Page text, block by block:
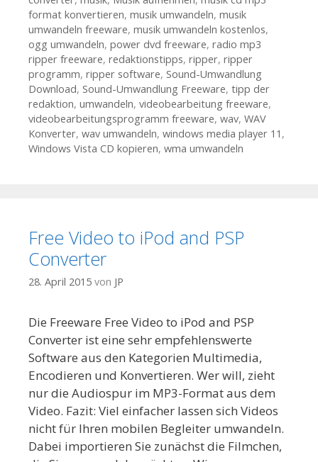
format konvertieren, musik umwandeln, musik
umwandeln freeware, musik umwandeln kostenlos,
ogg umwandeln, power dvd freeware, radio mp3
ripper freeware, redaktionstipps, ripper, ripper
programm, ripper software, Sound-Umwandlung
Download, Sound-Umwandlung Freeware, tipp der
redaktion, umwandeln, videobearbeitung freeware,
videobearbeitungsprogramm freeware, wav, WAV
Konverter, wav umwandeln, windows media player 11 ,
Windows Vista CD kopieren, wma umwandeln
Free Video to iPod and PSP
Converter
28. April 2015 von JP
Die Freeware Free Video to iPod and PSP
Converter ist eine sehr empfehlenswerte
Software aus den Kategorien Multimedia,
Encodieren und Konvertieren. Wer will, zieht
nur die Audiospur im MP3-Format aus dem
Video. Fazit: Viel einfacher lassen sich Videos
nicht für Ihren mobilen Begleiter umwandeln.
Dabei importieren Sie zunächst die Filmchen,